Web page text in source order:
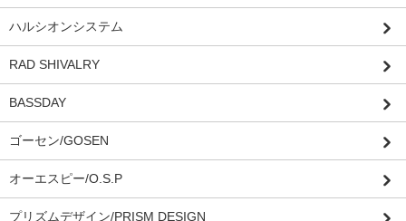
ハルシオンシステム
RAD SHIVALRY
BASSDAY
ゴーセン/GOSEN
オーエスピー/O.S.P
プリズムデザイン/PRISM DESIGN